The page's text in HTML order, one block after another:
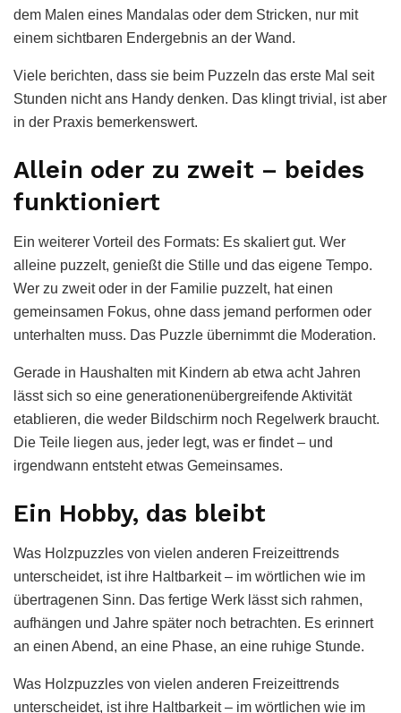
dem Malen eines Mandalas oder dem Stricken, nur mit
einem sichtbaren Endergebnis an der Wand.
Viele berichten, dass sie beim Puzzeln das erste Mal seit
Stunden nicht ans Handy denken. Das klingt trivial, ist aber
in der Praxis bemerkenswert.
Allein oder zu zweit – beides
funktioniert
Ein weiterer Vorteil des Formats: Es skaliert gut. Wer
alleine puzzelt, genießt die Stille und das eigene Tempo.
Wer zu zweit oder in der Familie puzzelt, hat einen
gemeinsamen Fokus, ohne dass jemand performen oder
unterhalten muss. Das Puzzle übernimmt die Moderation.
Gerade in Haushalten mit Kindern ab etwa acht Jahren
lässt sich so eine generationenübergreifende Aktivität
etablieren, die weder Bildschirm noch Regelwerk braucht.
Die Teile liegen aus, jeder legt, was er findet – und
irgendwann entsteht etwas Gemeinsames.
Ein Hobby, das bleibt
Was Holzpuzzles von vielen anderen Freizeittrends
unterscheidet, ist ihre Haltbarkeit – im wörtlichen wie im
übertragenen Sinn. Das fertige Werk lässt sich rahmen,
aufhängen und Jahre später noch betrachten. Es erinnert
an einen Abend, an eine Phase, an eine ruhige Stunde.
Was Holzpuzzles von vielen anderen Freizeittrends
unterscheidet, ist ihre Haltbarkeit – im wörtlichen wie im